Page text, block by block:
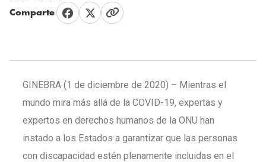
Comparte
GINEBRA (1 de diciembre de 2020) – Mientras el
mundo mira más allá de la COVID-19, expertas y
expertos en derechos humanos de la ONU han
instado a los Estados a garantizar que las personas
con discapacidad estén plenamente incluidas en el